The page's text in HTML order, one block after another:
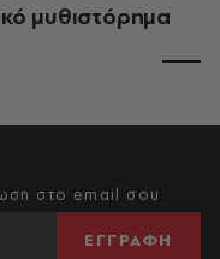
μυθιστόρημα
στο email σου
ΕΓΓΡΑΦΗ